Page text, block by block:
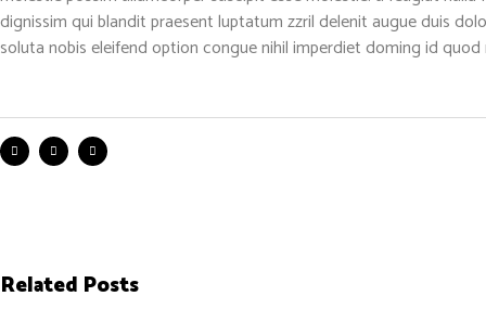
dignissim qui blandit praesent luptatum zzril delenit augue duis
soluta nobis eleifend option congue nihil imperdiet doming id
Related Posts